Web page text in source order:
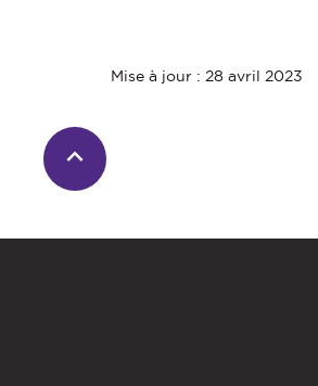
Mise à jour : 28 avril 2023